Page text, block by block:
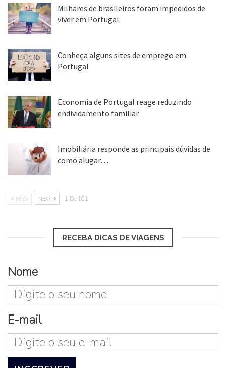
Milhares de brasileiros foram impedidos de
viver em Portugal
Conheça alguns sites de emprego em
Portugal
Economia de Portugal reage reduzindo
endividamento familiar
Imobiliária responde as principais dúvidas de
como alugar…
PREV NEXT 1 De 101
RECEBA DICAS DE VIAGENS
Nome
E-mail